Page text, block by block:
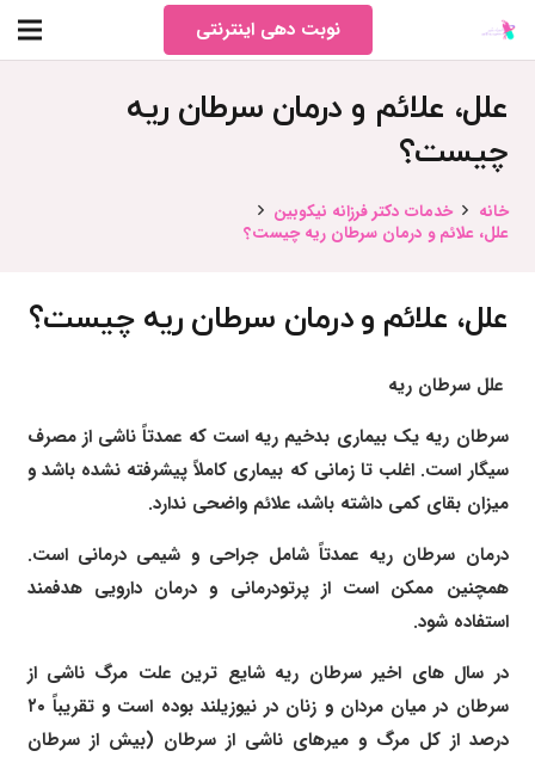
نوبت دهی اینترنتی
علل، علائم و درمان سرطان ریه
چیست؟
خانه
خدمات دکتر فرزانه نیکوبین
علل، علائم و درمان سرطان ریه چیست؟
علل، علائم و درمان سرطان ریه چیست؟
علل سرطان ریه
سرطان ریه یک بیماری بدخیم ریه است که عمدتاً ناشی از مصرف
سیگار است. اغلب تا زمانی که بیماری کاملاً پیشرفته نشده باشد و
میزان بقای کمی داشته باشد، علائم واضحی ندارد.
درمان سرطان ریه عمدتاً شامل جراحی و شیمی درمانی است.
همچنین ممکن است از پرتودرمانی و درمان دارویی هدفمند
استفاده شود.
در سال های اخیر سرطان ریه شایع ترین علت مرگ ناشی از
سرطان در میان مردان و زنان در نیوزیلند بوده است و تقریباً ۲۰
درصد از کل مرگ و میرهای ناشی از سرطان (بیش از سرطان